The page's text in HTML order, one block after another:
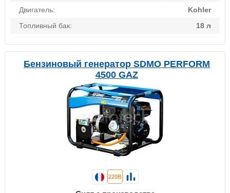
Двигатель:
Kohler
Топливный бак:
18 л
Бензиновый генератор SDMO PERFORM
4500 GAZ
220В